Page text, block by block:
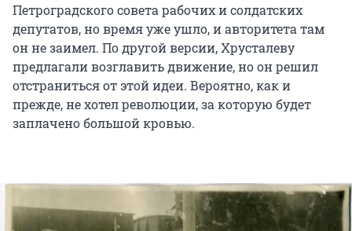
Петроградского совета рабочих и солдатских
депутатов, но время уже ушло, и авторитета там
он не заимел. По другой версии, Хрусталеву
предлагали возглавить движение, но он решил
отстраниться от этой идеи. Вероятно, как и
прежде, не хотел революции, за которую будет
заплачено большой кровью.